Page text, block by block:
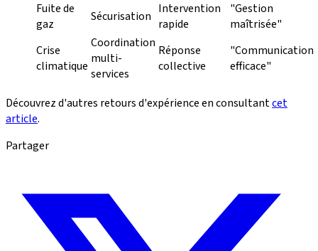
Fuite de
gaz
Sécurisation Intervention
rapide
"Gestion
maîtrisée"
Crise
climatique
Coordination
multi-
services
Réponse
collective
"Communication
efficace"
Découvrez d'autres retours d'expérience en consultantcet
article.
Partager